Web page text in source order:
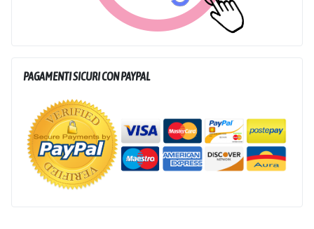
PAGAMENTI SICURI CON PAYPAL